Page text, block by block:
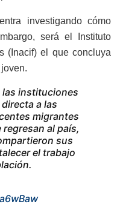
investigando cómo
será el Instituto
(Inacif) el que concluya
las instituciones
a las
migrantes
al país,
sus
el trabajo